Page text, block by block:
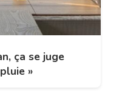
ça se juge
»